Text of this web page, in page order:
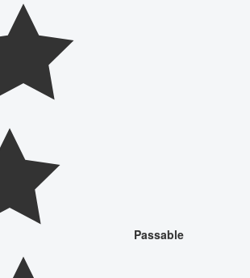
Passable